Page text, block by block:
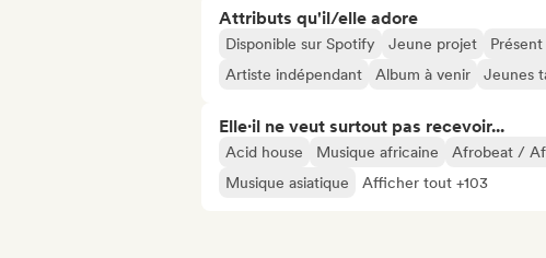
Attributs qu'il/elle adore
Disponible sur Spotify Jeune projet
Artiste indépendant
Album à venir Jeunes
Elle·il ne veut surtout pas recevoir...
Acid house Musique africaine Afrobeat /
Musique asiatique
Afficher tout +103